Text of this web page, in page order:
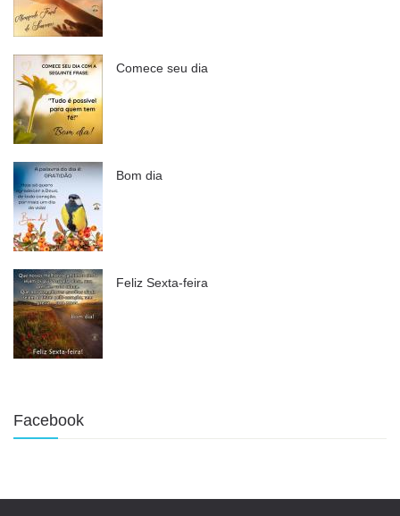
Comece seu dia
Bom dia
Feliz Sexta-feira
Facebook